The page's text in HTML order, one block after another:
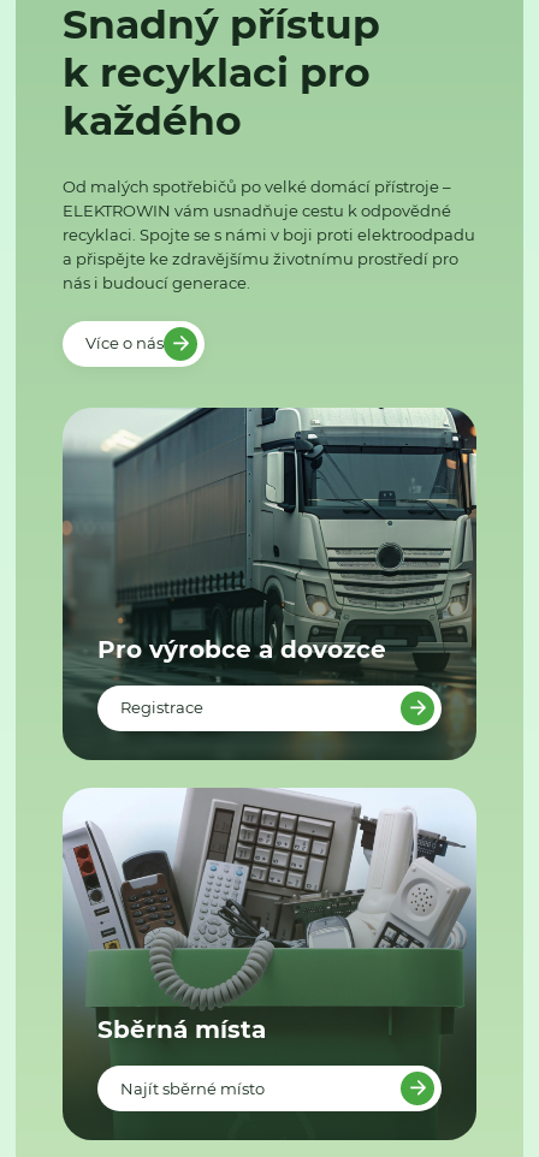
Snadný přístup
k recyklaci pro
každého
Od malých spotřebičů po velké domácí přístroje –
ELEKTROWIN vám usnadňuje cestu k odpovědné
recyklaci. Spojte se s námi v boji proti elektroodpadu
a přispějte ke zdravějšímu životnímu prostředí pro
nás i budoucí generace.
Více o nás
Pro výrobce a dovozce
Registrace
Sběrná místa
Najít sběrné místo